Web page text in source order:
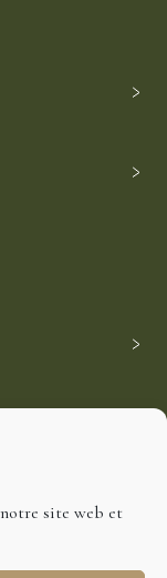
site web et